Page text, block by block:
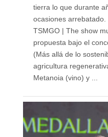
tierra lo que durante
ocasiones arrebatado.
TSMGO | The show
propuesta bajo el
(Más allá de lo
agricultura
Metanoia (vino) y ...